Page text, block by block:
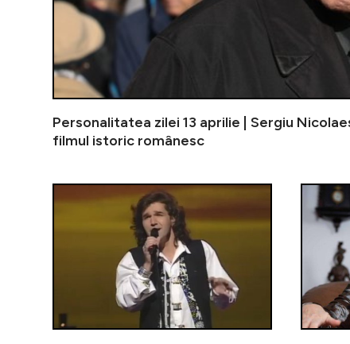
Personalitatea zilei 13 aprilie | Sergiu
filmul istoric românesc